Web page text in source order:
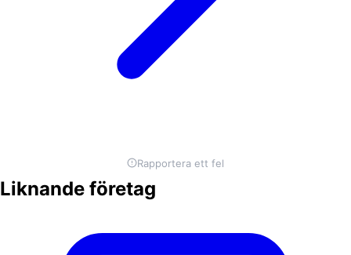
Rapportera ett fel
Liknande företag